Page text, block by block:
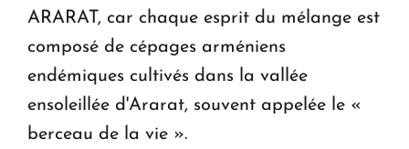
ARARAT, car chaque esprit du mélange est
composé de cépages arméniens
endémiques cultivés dans la vallée
ensoleillée d'Ararat, souvent appelée le «
berceau de la vie ».